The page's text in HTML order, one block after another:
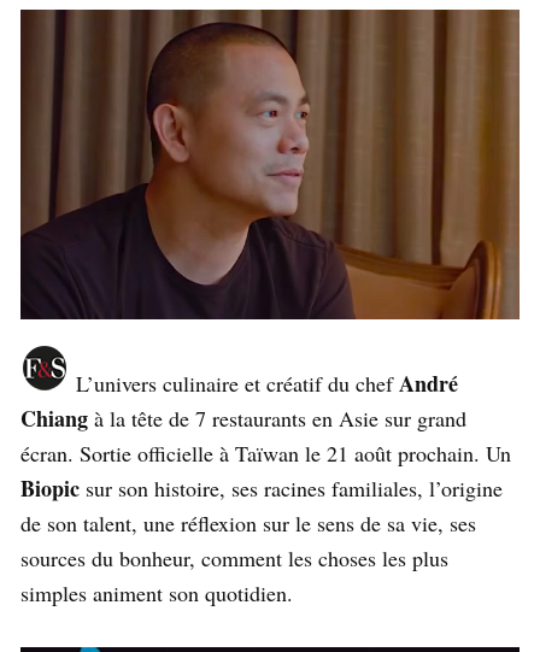
L’univers culinaire et créatif du chefAndré
Chiang à la tête de 7 restaurants en Asie sur grand
écran. Sortie officielle à Taïwan le 21 août prochain. Un
Biopic sur son histoire, ses racines familiales, l’origine
de son talent, une réflexion sur le sens de sa vie, ses
sources du bonheur, comment les choses les plus
simples animent son quotidien.